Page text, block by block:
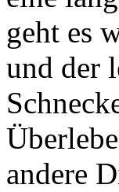
geht es
und der
andere